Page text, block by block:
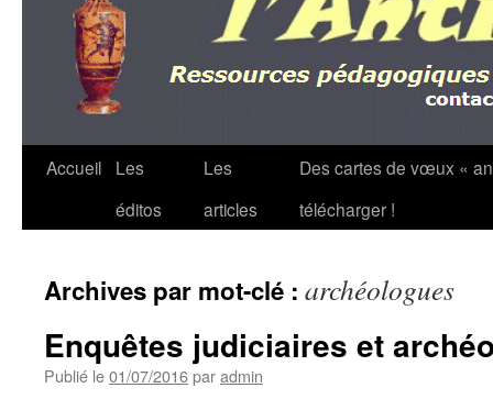
Accueil
Les
éditos
Les
articles
Des cartes de vœux «
télécharger !
Archives par mot-clé : archéologues
Enquêtes judiciaires et
Publié le01/07/2016paradmin